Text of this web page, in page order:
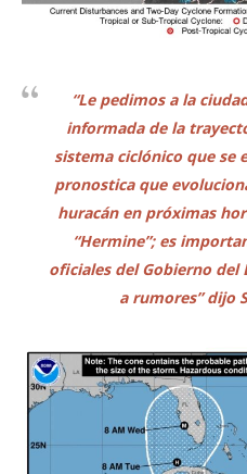
“Le pedimos a la
informada de la
sistema ciclónico que se
pronostica que
huracán en próximas
“Hermine”; es
oficiales del Gobierno del
a rumores” dijo